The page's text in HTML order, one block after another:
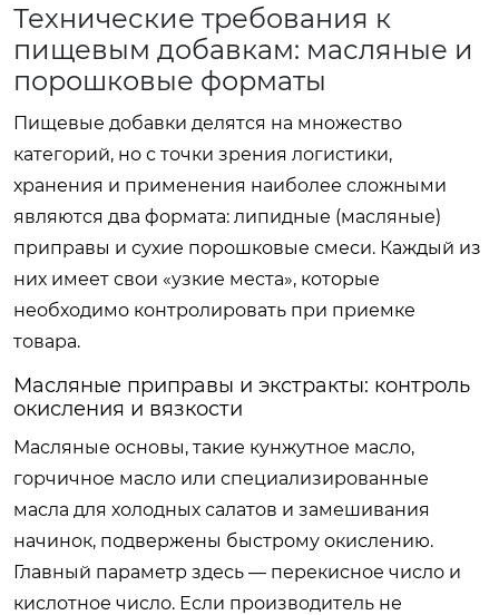
Технические требования к
пищевым добавкам: масляные и
порошковые форматы
Пищевые добавки делятся на множество
категорий, но с точки зрения логистики,
хранения и применения наиболее сложными
являются два формата: липидные (масляные)
приправы и сухие порошковые смеси. Каждый из
них имеет свои «узкие места», которые
необходимо контролировать при приемке
товара.
Масляные приправы и экстракты: контроль
окисления и вязкости
Масляные основы, такие кунжутное масло,
горчичное масло или специализированные
масла для холодных салатов и замешивания
начинок, подвержены быстрому окислению.
Главный параметр здесь — перекисное число и
кислотное число. Если производитель не